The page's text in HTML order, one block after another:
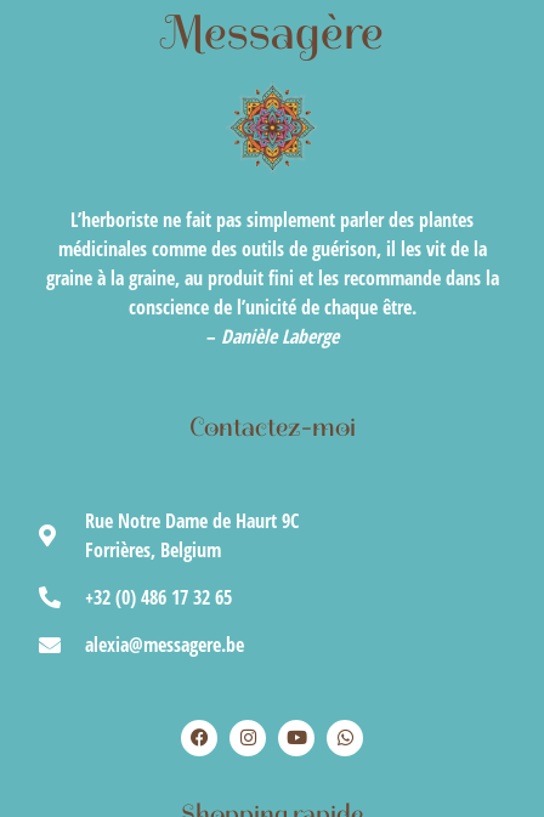
Messagère
L’herboriste ne fait pas simplement parler des plantes
médicinales comme des outils de guérison, il les vit de la
graine à la graine, au produit fini et les recommande dans la
conscience de l’unicité de chaque être.
– Danièle Laberge
Contactez-moi
Rue Notre Dame de Haurt 9C
Forrières, Belgium
+32 (0) 486 17 32 65
alexia@messagere.be